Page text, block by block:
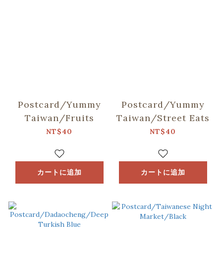
Postcard/Yummy
Taiwan/Fruits
NT$40
カートに追加
Postcard/Yummy
Taiwan/Street Eats
NT$40
カートに追加